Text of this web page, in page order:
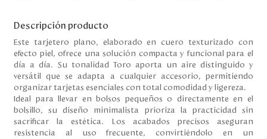
Descripción producto
Este tarjetero plano, elaborado en cuero texturizado con
efecto piel, ofrece una solución compacta y funcional para el
día a día. Su tonalidad Toro aporta un aire distinguido y
versátil que se adapta a cualquier accesorio, permitiendo
organizar tarjetas esenciales con total comodidad y ligereza.
Ideal para llevar en bolsos pequeños o directamente en el
bolsillo, su diseño minimalista prioriza la practicidad sin
sacrificar la estética. Los acabados precisos aseguran
resistencia al uso frecuente, convirtiéndolo en un